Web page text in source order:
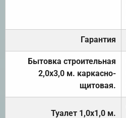
Гарантия
Бытовка строительная
2,0х3,0 м. каркасно-
щитовая.
Туалет 1,0х1,0 м.